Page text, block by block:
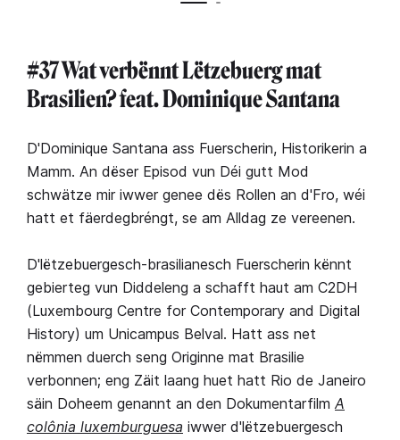
#37 Wat verbënnt Lëtzebuerg mat
Brasilien? feat. Dominique Santana
D'Dominique Santana ass Fuerscherin, Historikerin a
Mamm. An dëser Episod vun Déi gutt Mod
schwätze mir iwwer genee dës Rollen an d'Fro, wéi
hatt et fäerdegbréngt, se am Alldag ze vereenen.
D'lëtzebuergesch-brasilianesch Fuerscherin kënnt
gebierteg vun Diddeleng a schafft haut am C2DH
(Luxembourg Centre for Contemporary and Digital
History) um Unicampus Belval. Hatt ass net
nëmmen duerch seng Originne mat Brasilie
verbonnen; eng Zäit laang huet hatt Rio de Janeiro
säin Doheem genannt an den Dokumentarfilm A
colônia luxemburguesa iwwer d'lëtzebuergesch